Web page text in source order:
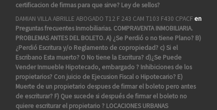
certificacion de firmas para que sirve? Ley de sellos?
DAMIAN VILLA ABRILLE ABOGADO T12 F 243 CAM T103 F430 CPACFen
Preguntas frecuentes Inmobiliarias. COMPRAVENTA INMOBILIARIA.
PROBLEMAS ANTES DEL BOLETO. A) ¿Se Perdió o no tiene Plano? B)
¿Perdió Escritura y/o Reglamento de copropiedad? c) Si el
Escribano Esta muerto? O No tiene la Escritura? d)¿Se Puede
Vender Inmueble Hipotecado, embargado ? Inhibiciones de los
propietarios? Con juicio de Ejecusion Fiscal o Hipotecario? E)
Muerte de un propietario despues de firmar el boleto pero antes
de escriturar? F) Que sucede si después de firmar el boleto no
quiere escriturar el propietario ? LOCACIONES URBANAS